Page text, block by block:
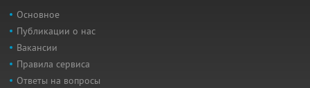
Основное
Публикации о нас
Вакансии
Правила сервиса
Ответы на вопросы